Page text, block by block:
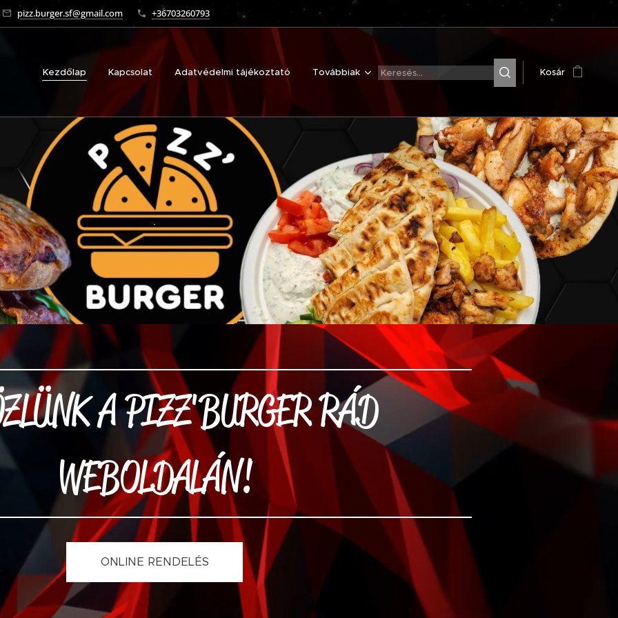
pizz.burger.sf@gmail.com +36703260793
Kezdőlap Kapcsolat Adatvédelmi tájékoztató Továbbiak Kosár
.
A PIZZ'BURGER RÁD
WEBOLDALÁN!
ONLINE RENDELÉS